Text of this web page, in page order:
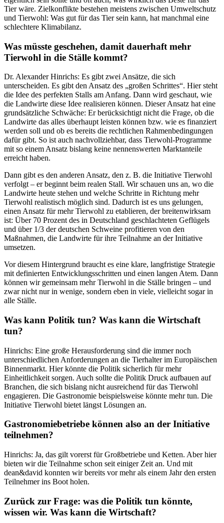
Tier wäre. Zielkonflikte bestehen meistens zwischen Umweltschutz
und Tierwohl: Was gut für das Tier sein kann, hat manchmal eine
schlechtere Klimabilanz.
Was müsste geschehen, damit dauerhaft mehr
Tierwohl in die Ställe kommt?
Dr. Alexander Hinrichs: Es gibt zwei Ansätze, die sich
unterscheiden. Es gibt den Ansatz des „großen Schrittes“. Hier steht
die Idee des perfekten Stalls am Anfang. Dann wird geschaut, wie
die Landwirte diese Idee realisieren können. Dieser Ansatz hat eine
grundsätzliche Schwäche: Er berücksichtigt nicht die Frage, ob die
Landwirte das alles überhaupt leisten können bzw. wie es finanziert
werden soll und ob es bereits die rechtlichen Rahmenbedingungen
dafür gibt. So ist auch nachvollziehbar, dass Tierwohl-Programme
mit so einem Ansatz bislang keine nennenswerten Marktanteile
erreicht haben.
Dann gibt es den anderen Ansatz, den z. B. die Initiative Tierwohl
verfolgt – er beginnt beim realen Stall. Wir schauen uns an, wo die
Landwirte heute stehen und welche Schritte in Richtung mehr
Tierwohl realistisch möglich sind. Dadurch ist es uns gelungen,
einen Ansatz für mehr Tierwohl zu etablieren, der breitenwirksam
ist: Über 70 Prozent des in Deutschland geschlachteten Geflügels
und über 1/3 der deutschen Schweine profitieren von den
Maßnahmen, die Landwirte für ihre Teilnahme an der Initiative
umsetzen.
Vor diesem Hintergrund braucht es eine klare, langfristige Strategie
mit definierten Entwicklungsschritten und einen langen Atem. Dann
können wir gemeinsam mehr Tierwohl in die Ställe bringen – und
zwar nicht nur in wenige, sondern eben in viele, vielleicht sogar in
alle Ställe.
Was kann Politik tun? Was kann die Wirtschaft
tun?
Hinrichs: Eine große Herausforderung sind die immer noch
unterschiedlichen Anforderungen an die Tierhalter im Europäischen
Binnenmarkt. Hier könnte die Politik sicherlich für mehr
Einheitlichkeit sorgen. Auch sollte die Politik Druck aufbauen auf
Branchen, die sich bislang nicht ausreichend für das Tierwohl
engagieren. Die Gastronomie beispielsweise könnte mehr tun. Die
Initiative Tierwohl bietet längst Lösungen an.
Gastronomiebetriebe können also an der Initiative
teilnehmen?
Hinrichs: Ja, das gilt vorerst für Großbetriebe und Ketten. Aber hier
bieten wir die Teilnahme schon seit einiger Zeit an. Und mit
dean&david konnten wir bereits vor mehr als einem Jahr den ersten
Teilnehmer ins Boot holen.
Zurück zur Frage: was die Politik tun könnte,
wissen wir. Was kann die Wirtschaft?